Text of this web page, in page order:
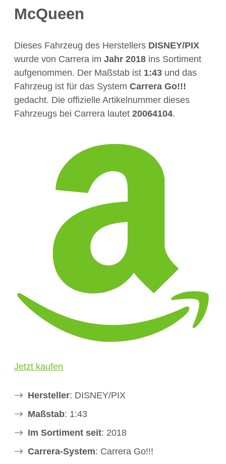
McQueen
Dieses Fahrzeug des Herstellers DISNEY/PIX
wurde von Carrera im Jahr 2018 ins Sortiment
aufgenommen. Der Maßstab ist 1:43 und das
Fahrzeug ist für das System Carrera Go!!!
gedacht. Die offizielle Artikelnummer dieses
Fahrzeugs bei Carrera lautet 20064104.
Jetzt kaufen
Hersteller: DISNEY/PIX
Maßstab: 1:43
Im Sortiment seit: 2018
Carrera-System: Carrera Go!!!